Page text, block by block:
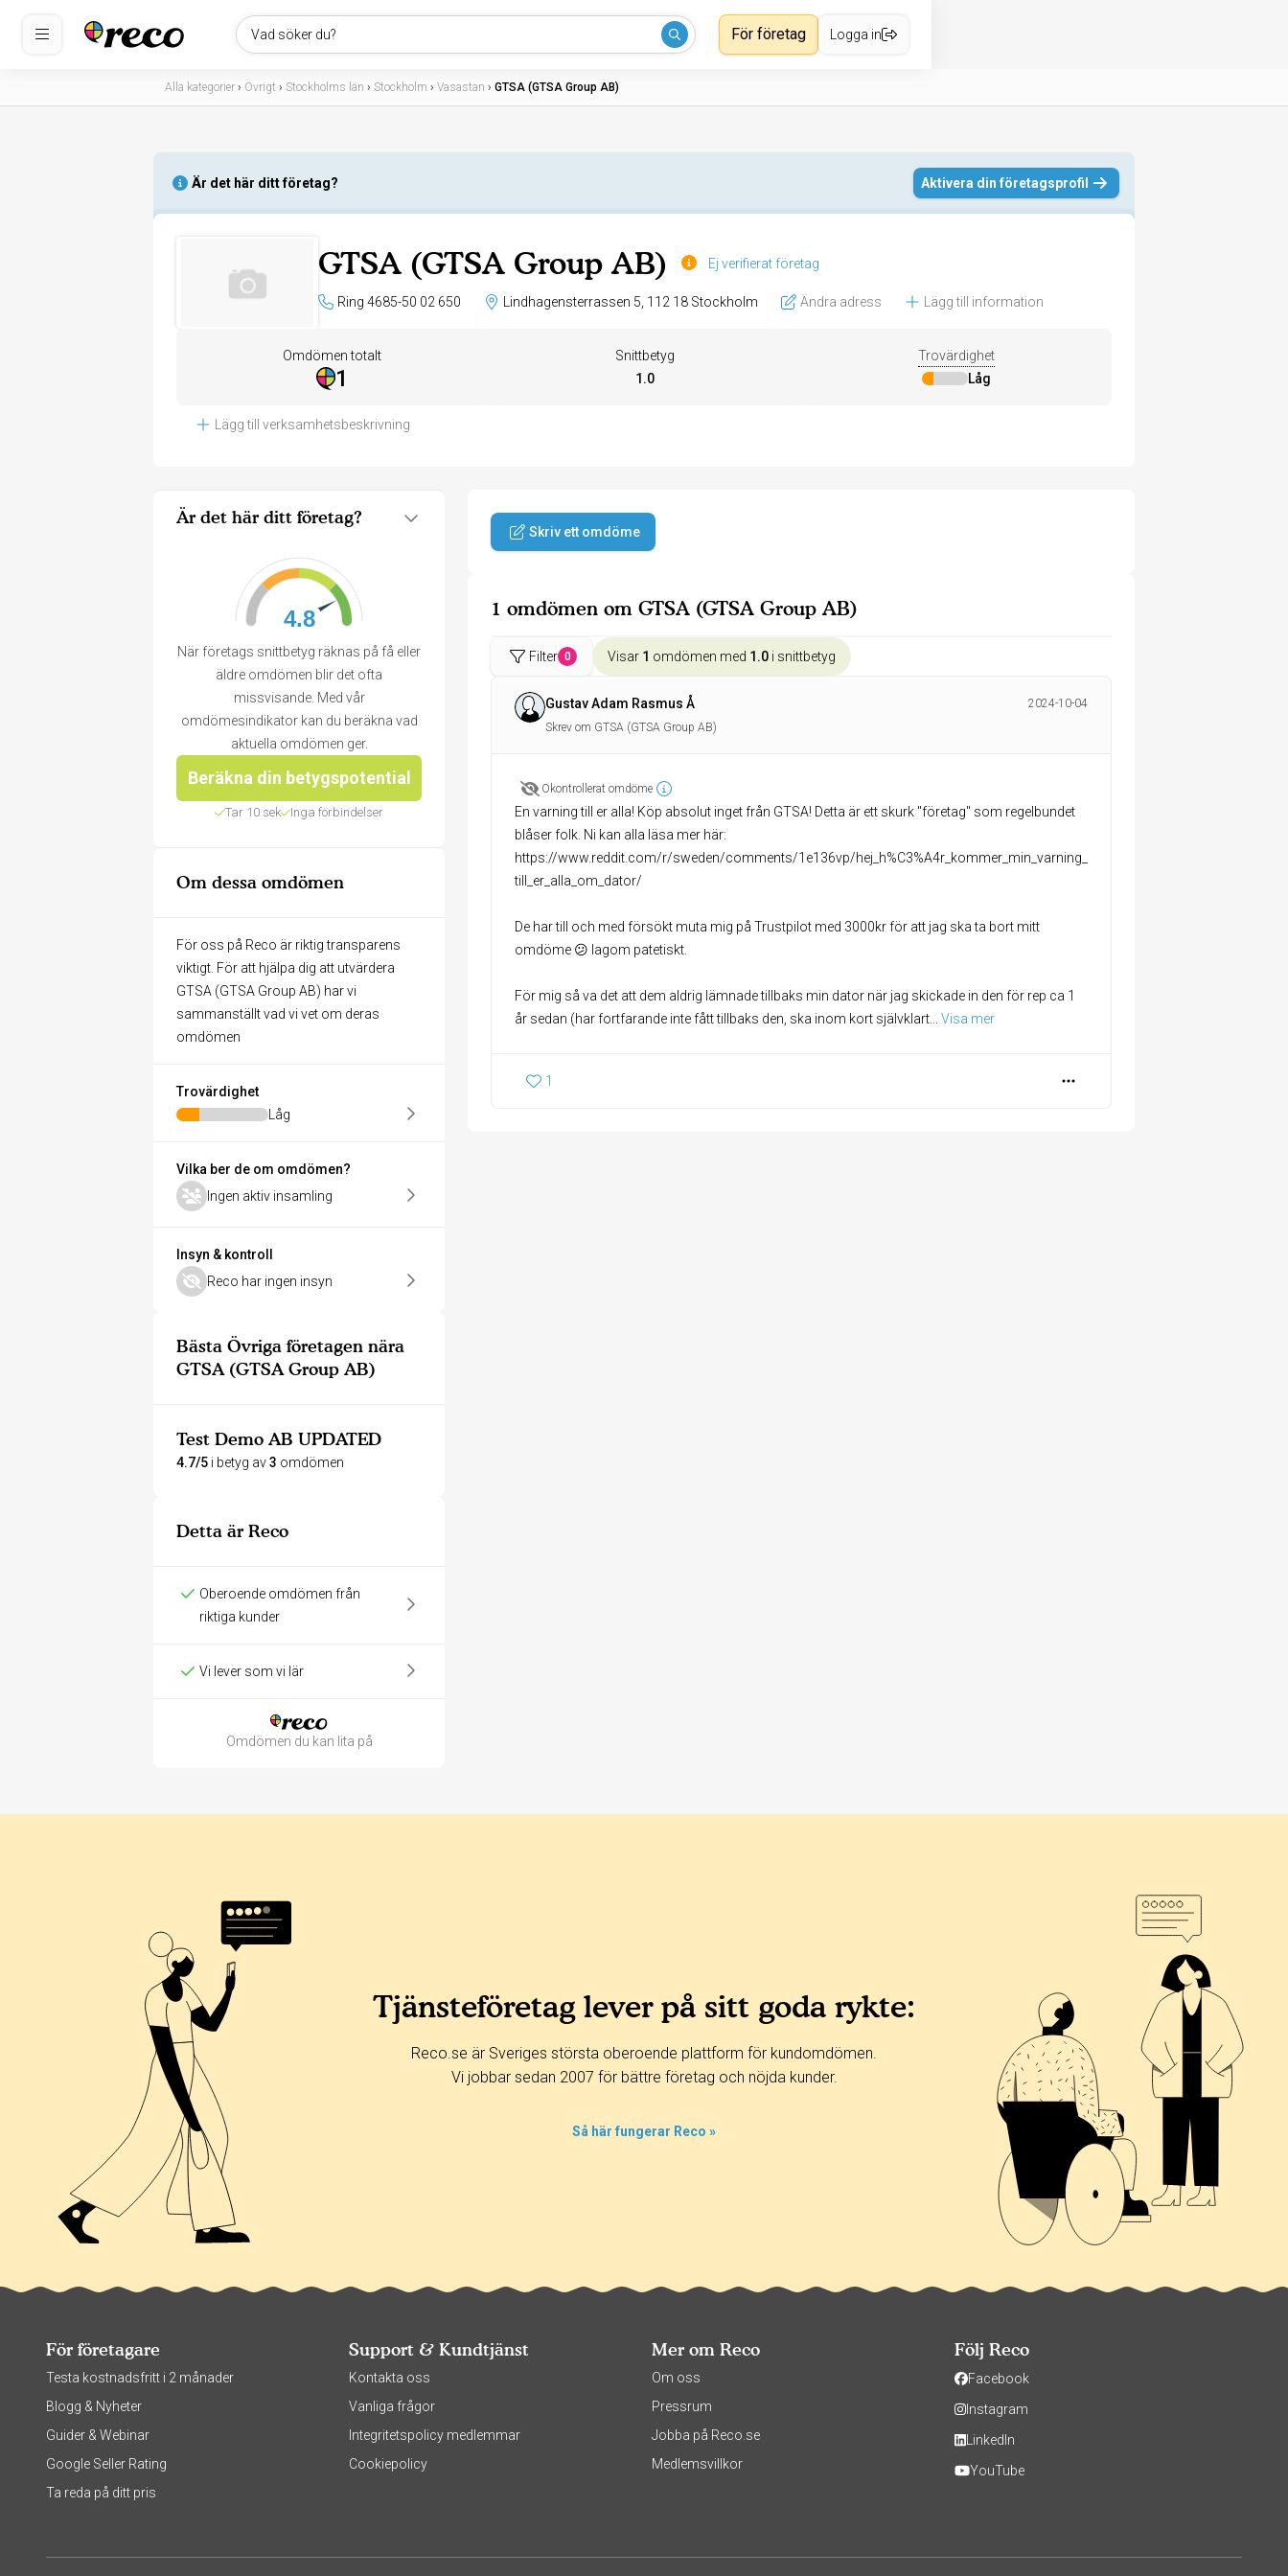
Vad söker du? För företag Logga in
Alla kategorier › Övrigt › Stockholms län › Stockholm › Vasastan › GTSA (GTSA Group AB)
Är det här ditt företag? Aktivera din företagsprofil
GTSA (GTSA Group AB) Ej verifierat företag
Ring 4685-50 02 650 Lindhagensterrassen 5, 112 18 Stockholm Ändra adress Lägg till information
Omdömen totalt
1
Snittbetyg
1.0
Trovärdighet
Låg
Lägg till verksamhetsbeskrivning
Är det här ditt företag?
4.8
När företags snittbetyg räknas på få eller
äldre omdömen blir det ofta
missvisande. Med vår
omdömesindikator kan du beräkna vad
aktuella omdömen ger.
Beräkna din betygspotential
Tar 10 sek Inga förbindelser
Om dessa omdömen
För oss på Reco är riktig transparens
viktigt. För att hjälpa dig att utvärdera
GTSA (GTSA Group AB) har vi
sammanställt vad vi vet om deras
omdömen
Trovärdighet
Låg
Vilka ber de om omdömen?
Ingen aktiv insamling
Insyn & kontroll
Reco har ingen insyn
Bästa Övriga företagen nära
GTSA (GTSA Group AB)
Test Demo AB UPDATED
4.7/5 i betyg av3 omdömen
Detta är Reco
Oberoende omdömen från
riktiga kunder
Vi lever som vi lär
Omdömen du kan lita på
Skriv ett omdöme
1 omdömen om GTSA (GTSA Group AB)
Filter 0 Visar 1 omdömen med 1.0 i snittbetyg
Gustav Adam Rasmus Å
2024-10-04
Skrev om GTSA (GTSA Group AB)
Okontrollerat omdöme
En varning till er alla! Köp absolut inget från GTSA! Detta är ett skurk "företag" som regelbundet
blåser folk. Ni kan alla läsa mer här:
https://www.reddit.com/r/sweden/comments/1e136vp/hej_h%C3%A4r_kommer_min_varning_
till_er_alla_om_dator/
De har till och med försökt muta mig på Trustpilot med 3000kr för att jag ska ta bort mitt
omdöme 😕 lagom patetiskt.
För mig så va det att dem aldrig lämnade tillbaks min dator när jag skickade in den för rep ca 1
år sedan (har fortfarande inte fått tillbaks den, ska inom kort självklart
Visa mer
1
365 dagar 90 dagar
30 dagar
Tjänsteföretag lever på sitt goda rykte:
Reco.se är Sveriges största oberoende plattform för kundomdömen.
Vi jobbar sedan 2007 för bättre företag och nöjda kunder.
Så här fungerar Reco »
För företagare
Testa kostnadsfritt i 2 månader
Blogg & Nyheter
Guider & Webinar
Google Seller Rating
Ta reda på ditt pris
Support & Kundtjänst
Kontakta oss
Vanliga frågor
Integritetspolicy medlemmar
Cookiepolicy
Mer om Reco
Om oss
Pressrum
Jobba på Reco.se
Medlemsvillkor
Följ Reco
Facebook
Instagram
LinkedIn
YouTube